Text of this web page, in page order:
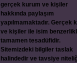
gerçek kurum ve kişiler
hakkında paylaşım
yapılmamaktadır. Gerçek
ve kişiler ile isim
tamamen tesadüfidir.
Sitemizdeki bilgiler taslak
halindedir ve tavsiye